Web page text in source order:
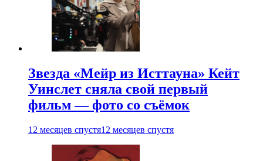
Звезда «Мейр из Исттауна» Кейт
Уинслет сняла свой первый
фильм — фото со съёмок
12 месяцев спустя12 месяцев спустя